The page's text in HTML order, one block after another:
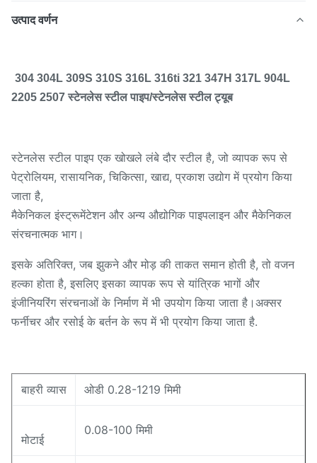
उत्पाद वर्णन
304 304L 309S 310S 316L 316ti 321 347H 317L 904L
2205 2507 स्टेनलेस स्टील पाइप/स्टेनलेस स्टील ट्यूब
स्टेनलेस स्टील पाइप एक खोखले लंबे दौर स्टील है, जो व्यापक रूप से
पेट्रोलियम, रासायनिक, चिकित्सा, खाद्य, प्रकाश उद्योग में प्रयोग किया
जाता है,
मैकेनिकल इंस्ट्रूमेंटेशन और अन्य औद्योगिक पाइपलाइन और मैकेनिकल
संरचनात्मक भाग।
इसके अतिरिक्त, जब झुकने और मोड़ की ताकत समान होती है, तो वजन
हल्का होता है, इसलिए इसका व्यापक रूप से यांत्रिक भागों और
इंजीनियरिंग संरचनाओं के निर्माण में भी उपयोग किया जाता है।अक्सर
फर्नीचर और रसोई के बर्तन के रूप में भी प्रयोग किया जाता है.
बाहरी व्यास ओडी 0.28-1219 मिमी
मोटाई
0.08-100 मिमी